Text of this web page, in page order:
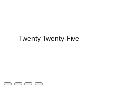
Twenty Twenty-Five